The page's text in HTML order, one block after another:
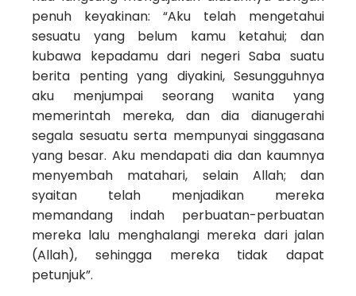
penuh keyakinan: “Aku telah mengetahui
sesuatu yang belum kamu ketahui; dan
kubawa kepadamu dari negeri Saba suatu
berita penting yang diyakini, Sesungguhnya
aku menjumpai seorang wanita yang
memerintah mereka, dan dia dianugerahi
segala sesuatu serta mempunyai singgasana
yang besar. Aku mendapati dia dan kaumnya
menyembah matahari, selain Allah; dan
syaitan telah menjadikan mereka
memandang indah perbuatan-perbuatan
mereka lalu menghalangi mereka dari jalan
(Allah), sehingga mereka tidak dapat
petunjuk”.